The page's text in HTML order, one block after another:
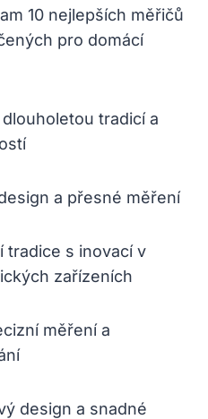
10 nejlepších měřičů
pro domácí‌
tradicí a
a přesné‍ měření
⁤tradice⁤ s inovací v
zařízeních
měření a
design a snadné